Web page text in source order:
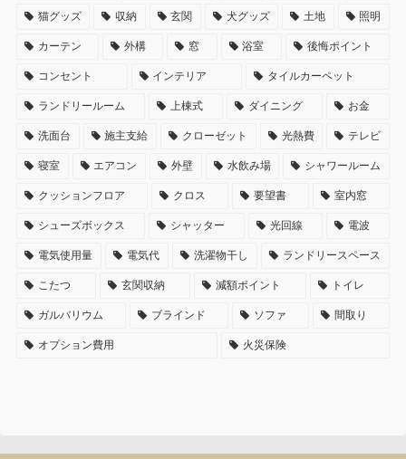
猫グッズ 収納 玄関 犬グッズ 土地 照明
カーテン 外構 窓 浴室 後悔ポイント
コンセント インテリア タイルカーペット
ランドリールーム 上棟式 ダイニング お金
洗面台 施主支給 クローゼット 光熱費 テレビ
寝室 エアコン 外壁 水飲み場 シャワールーム
クッションフロア クロス 要望書 室内窓
シューズボックス シャッター 光回線 電波
電気使用量 電気代 洗濯物干し ランドリースペース
こたつ 玄関収納 減額ポイント トイレ
ガルバリウム ブラインド ソファ 間取り
オプション費用 火災保険